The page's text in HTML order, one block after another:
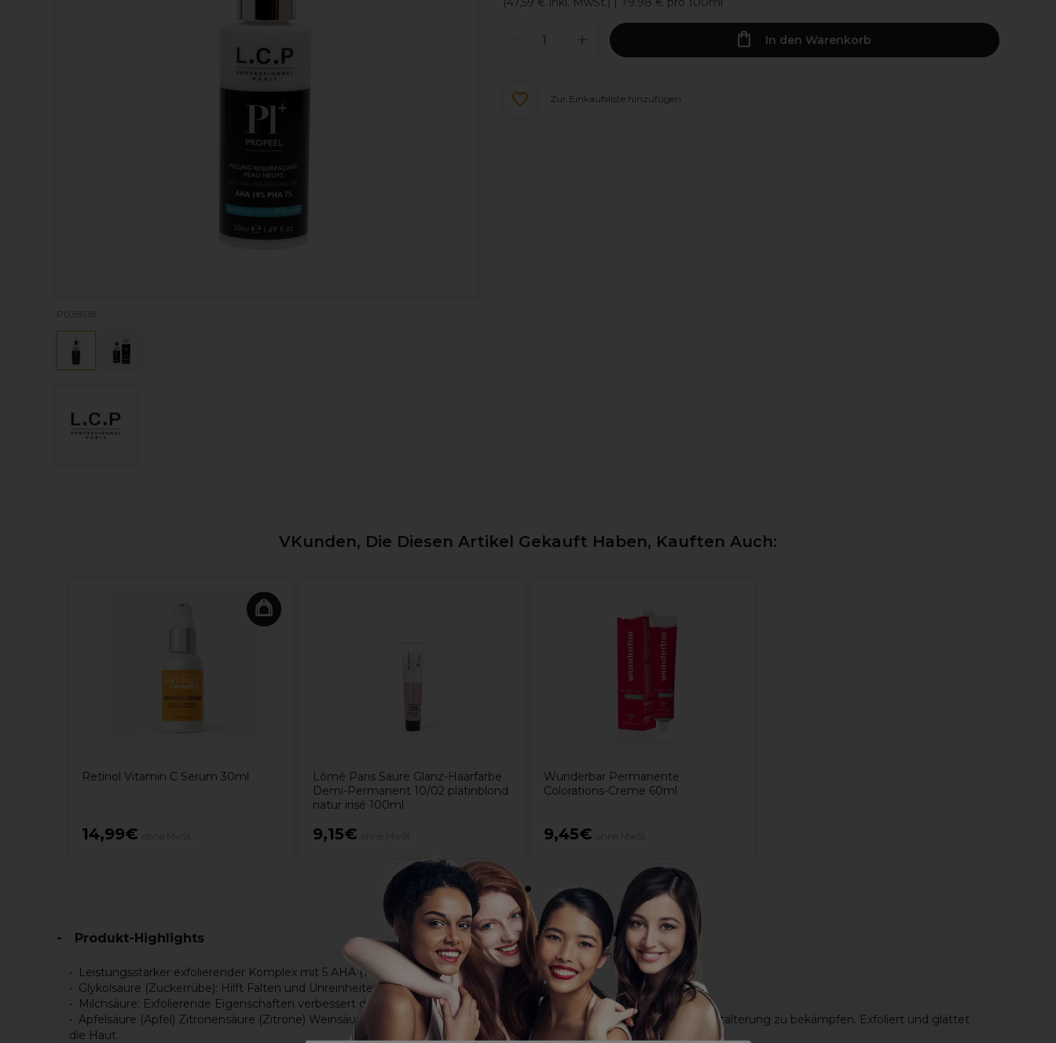
P038518
In den Warenkorb
Zur Einkaufsliste hinzufügen
VKunden, Die Diesen Artikel Gekauft Haben, Kauften Auch:
Retinol Vitamin C Serum 30ml
14,99€
Lômé Paris Saure Glanz-Haarfarbe
Demi-Permanent 10/02 platinblond
natur irisé 100ml
9,15€
Wunderbar Permanente
Colorations-Creme 60ml
9,45€
Produkt-Highlights
Leistungsstarker exfolierender Komplex mit 5 AHA (19%)
Glykolsäure (Zuckerrübe): Hilft Falten und Unreinheiten zu reduzieren.
Milchsäure: Exfolierende Eigenschaften verbessert die Hautfeuchtigkeit.
Apfelsäure (Apfel) Zitronensäure (Zitrone) Weinsäure (Traube): Antioxidative Eigenschaften helfen Anzeichen der Hautalterung zu bekämpfen. Exfoliert und glättet
die Haut.